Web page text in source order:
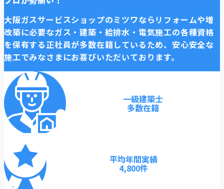
大阪ガスサービスショップのミツワならリフォームや増
改築に必要なガス・建築・給排水・電気施工の各種資格
を保有する正社員が多数在籍しているため、安心安全な
施工でみなさまにお喜びいただいております。
一級建築士
多数在籍
平均年間実績
4,800件